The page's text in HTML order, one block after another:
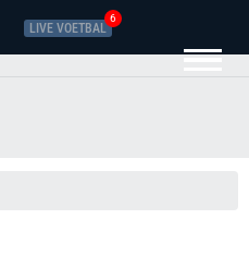
LIVE VOETBAL
6